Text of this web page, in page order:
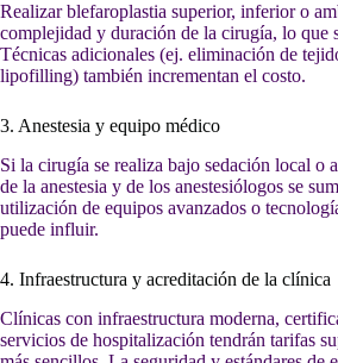
Realizar blefaroplastia superior, inferior o
complejidad y duración de la cirugía, lo que
Técnicas adicionales (ej. eliminación de
lipofilling) también incrementan el costo.
3. Anestesia y equipo médico
Si la cirugía se realiza bajo sedación local o
de la anestesia y de los anestesiólogos se
utilización de equipos avanzados o
puede influir.
4. Infraestructura y acreditación de la clínica
Clínicas con infraestructura moderna,
servicios de hospitalización tendrán tarifas